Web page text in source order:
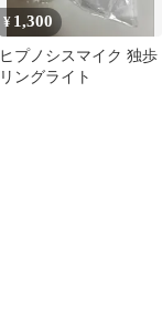
¥ 1,300
ヒプノシスマイク 独歩
リングライト